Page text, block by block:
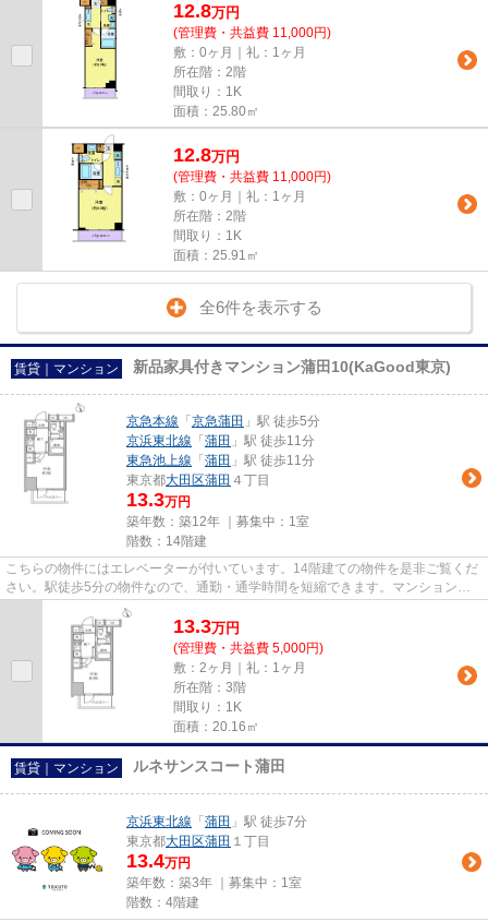
12.8万円
(管理費・共益費 11,000円)
敷：0ヶ月｜礼：1ヶ月
所在階：2階
間取り：1K
面積：25.80㎡
12.8万円
(管理費・共益費 11,000円)
敷：0ヶ月｜礼：1ヶ月
所在階：2階
間取り：1K
面積：25.91㎡
全6件を表示する
賃貸｜マンション 新品家具付きマンション蒲田10(KaGood東京)
京急本線 「 京急蒲田 」駅 徒歩5分
京浜東北線 「 蒲田 」駅 徒歩11分
東急池上線 「 蒲田 」駅 徒歩11分
東京都大田区蒲田 ４丁目
13.3万円
築年数：築12年 ｜募集中： 1室
階数：14階建
こちらの物件にはエレベーターが付いています。14階建ての物件を是非ご覧くだ
さい。駅徒歩5分の物件なので、通勤・通学時間を短縮できます。マンションタ
イプのお部屋です。私達大栄リ...
13.3万円
(管理費・共益費 5,000円)
敷：2ヶ月｜礼：1ヶ月
所在階：3階
間取り：1K
面積：20.16㎡
賃貸｜マンション ルネサンスコート蒲田
京浜東北線 「 蒲田 」駅 徒歩7分
東京都大田区蒲田 １丁目
13.4万円
築年数：築3年 ｜募集中： 1室
階数：4階建